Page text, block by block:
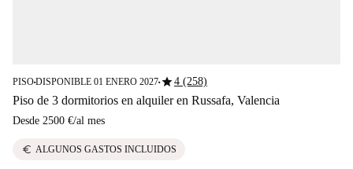
PISO■DISPONIBLE 01 ENERO 2027■star4 (258)
Piso de 3 dormitorios en alquiler en Russafa, Valencia
Desde 2500 €/al mes
euro ALGUNOS GASTOS INCLUIDOS